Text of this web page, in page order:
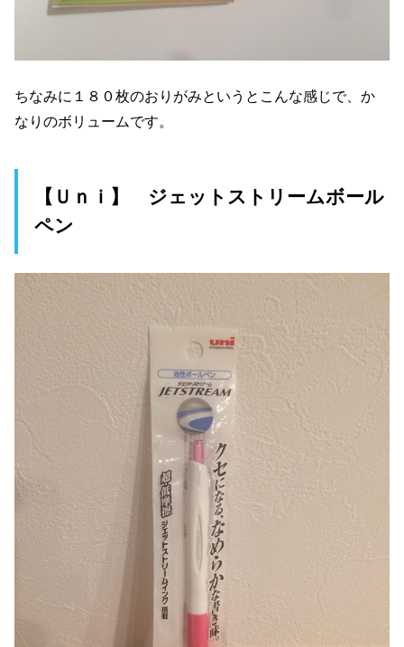
ちなみに１８０枚のおりがみというとこんな感じで、か
なりのボリュームです。
【Ｕｎｉ】 ジェットストリームボール
ペン